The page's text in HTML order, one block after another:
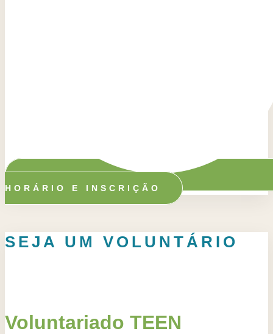
HORÁRIO E INSCRIÇÃO
SEJA UM VOLUNTÁRIO
Voluntariado TEEN